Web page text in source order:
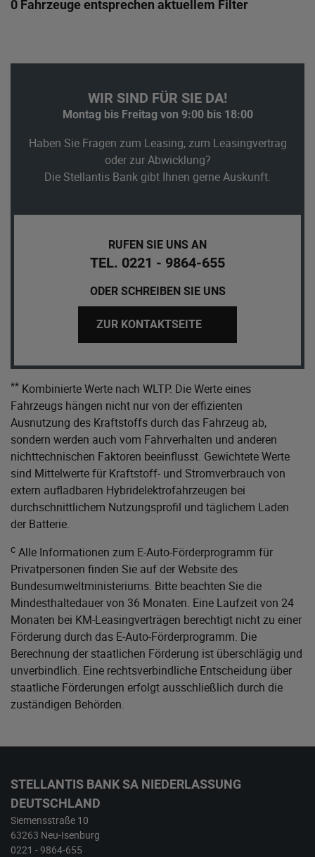
0 Fahrzeuge entsprechen aktuellem Filter
WIR SIND FÜR SIE DA!
Montag bis Freitag von 9:00 bis 18:00
Haben Sie Fragen zum Leasing, zum Leasingvertrag
oder zur Abwicklung?
Die Stellantis Bank gibt Ihnen gerne Auskunft.
RUFEN SIE UNS AN
TEL. 0221 - 9864-655
ODER SCHREIBEN SIE UNS
ZUR KONTAKTSEITE
** Kombinierte Werte nach WLTP. Die Werte eines
Fahrzeugs hängen nicht nur von der effizienten
Ausnutzung des Kraftstoffs durch das Fahrzeug ab,
sondern werden auch vom Fahrverhalten und anderen
nichttechnischen Faktoren beeinflusst. Gewichtete Werte
sind Mittelwerte für Kraftstoff- und Stromverbrauch von
extern aufladbaren Hybridelektrofahrzeugen bei
durchschnittlichem Nutzungsprofil und täglichem Laden
der Batterie.
c Alle Informationen zum E-Auto-Förderprogramm für
Privatpersonen finden Sie auf der Website des
Bundesumweltministeriums. Bitte beachten Sie die
Mindesthaltedauer von 36 Monaten. Eine Laufzeit von 24
Monaten bei KM-Leasingverträgen berechtigt nicht zu einer
Förderung durch das E-Auto-Förderprogramm. Die
Berechnung der staatlichen Förderung ist überschlägig und
unverbindlich. Eine rechtsverbindliche Entscheidung über
staatliche Förderungen erfolgt ausschließlich durch die
zuständigen Behörden.
STELLANTIS BANK SA NIEDERLASSUNG
DEUTSCHLAND
Siemensstraße 10
63263 Neu-Isenburg
0221 - 9864-655